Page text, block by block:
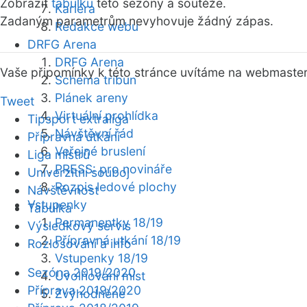
Kariéra
Redakce webu
DRFG Arena
DRFG Arena
Schéma tribun
Plánek areny
Virtuální prohlídka
Návštěvní řád
Veřejné bruslení
PRESS: pro novináře
Rozpis ledové plochy
Vstupenky
Permanentky 18/19
Přípravná utkání 18/19
Vstupenky 18/19
Uvolňování míst
Zvýhodněné
Zobrazit tabulku této sezóny a soutěže.
Zadaným parametrům nevyhovuje žádný zápas.
Vaše připomínky k této stránce uvítáme na webmaster
Tweet
Tipsport extraliga
Přípravná utkání
Liga mistrů
Univerzitní souboj
Návštěvnost
Tabulka
Výsledkový servis
Rozlosování a info
Sezóna 2019/2020
Příprava 2019/2020